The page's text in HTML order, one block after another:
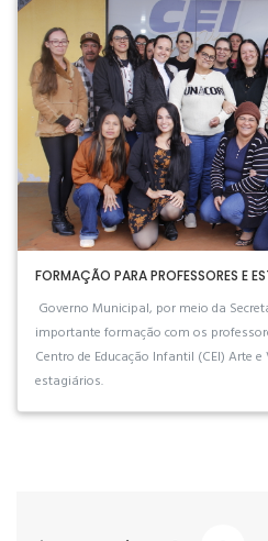
FORMAÇÃO PARA PROFESSORES E
Governo Municipal, por meio da
importante formação com os
Centro de Educação Infantil (CEI) Arte
estagiários.